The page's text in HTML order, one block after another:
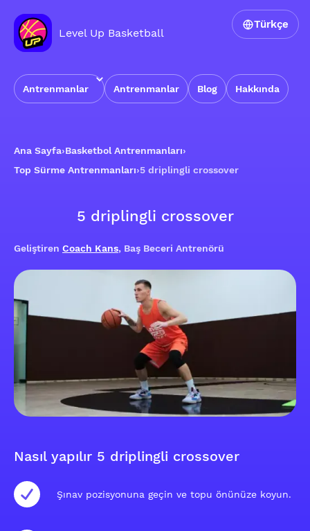
Level Up Basketball
Antrenmanlar Antrenmanlar Blog Hakkında
Türkçe
Ana Sayfa›Basketbol Antrenmanları›
Top Sürme Antrenmanları›5 driplingli crossover
5 driplingli crossover
Geliştiren Coach Kans, Baş Beceri Antrenörü
Nasıl yapılır 5 driplingli crossover
Şınav pozisyonuna geçin ve topu önünüze koyun.